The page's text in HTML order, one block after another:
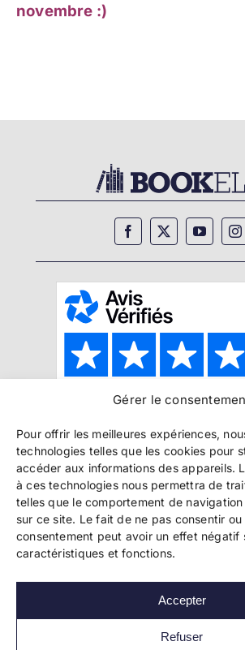
Gérer le
Pour offrir les meilleures expériences,
technologies telles que les cookies pour
accéder aux informations des appareils.
à ces technologies nous permettra de
telles que le comportement de
sur ce site. Le fait de ne pas consentir
consentement peut avoir un effet négatif
caractéristiques et fonctions.
Accepter
Refuser
novembre :)
Mentions légales–Politique de
Paiement et sécurité
Les liens essentiels
Découvrir l’autoédition
Imprimer un livre
Conseils de pros